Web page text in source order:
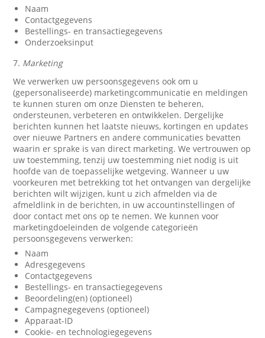
Naam
Contactgegevens
Bestellings- en transactiegegevens
Onderzoeksinput
7. Marketing
We verwerken uw persoonsgegevens ook om u
(gepersonaliseerde) marketingcommunicatie en meldingen
te kunnen sturen om onze Diensten te beheren,
ondersteunen, verbeteren en ontwikkelen. Dergelijke
berichten kunnen het laatste nieuws, kortingen en updates
over nieuwe Partners en andere communicaties bevatten
waarin er sprake is van direct marketing. We vertrouwen op
uw toestemming, tenzij uw toestemming niet nodig is uit
hoofde van de toepasselijke wetgeving. Wanneer u uw
voorkeuren met betrekking tot het ontvangen van dergelijke
berichten wilt wijzigen, kunt u zich afmelden via de
afmeldlink in de berichten, in uw accountinstellingen of
door contact met ons op te nemen. We kunnen voor
marketingdoeleinden de volgende categorieën
persoonsgegevens verwerken:
Naam
Adresgegevens
Contactgegevens
Bestellings- en transactiegegevens
Beoordeling(en) (optioneel)
Campagnegegevens (optioneel)
Apparaat-ID
Cookie- en technologiegegevens